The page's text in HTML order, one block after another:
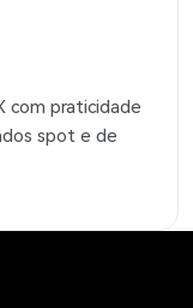
com praticidade
spot e de